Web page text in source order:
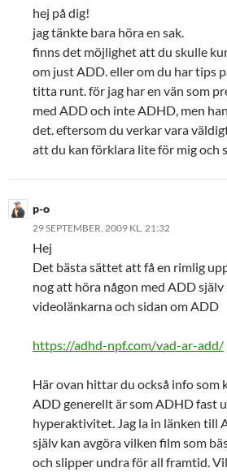
hej på dig!
jag tänkte bara höra en sak.
finns det möjlighet att du skulle
om just ADD. eller om du har tips
titta runt. för jag har en vän som
med ADD och inte ADHD, men
det. eftersom du verkar vara
att du kan förklara lite för mig och
p-o
29 SEPTEMBER, 2009 KL. 21:32
Hej
Det bästa sättet att få en rimlig
nog att höra någon med ADD
videolänkarna och sidan om ADD
https://adhd-npf.com/vad-ar-add/
Här ovan hittar du också info som
ADD generellt är som ADHD fast
hyperaktivitet. Jag la in länken till
själv kan avgöra vilken film som
och slipper undra för all framtid.